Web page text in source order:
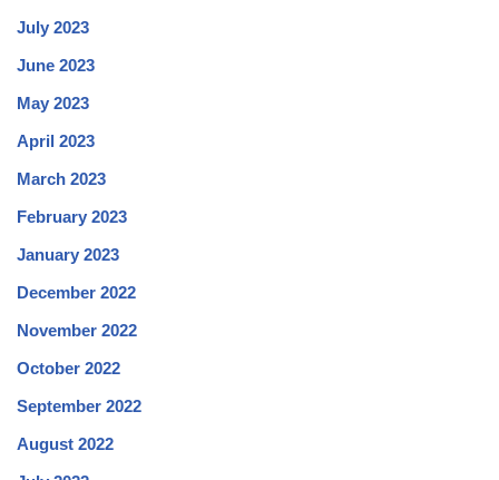
July 2023
June 2023
May 2023
April 2023
March 2023
February 2023
January 2023
December 2022
November 2022
October 2022
September 2022
August 2022